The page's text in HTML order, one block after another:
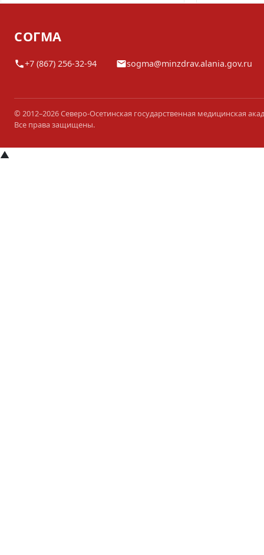
СОГМА
+7 (867) 256-32-94 sogma@minzdrav.alania.gov.ru
© 2012–2026 Северо-Осетинская государственная медицинская
Все права защищены.
▲